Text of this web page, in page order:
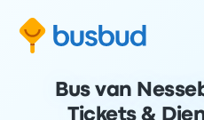
Bus van
Tickets &